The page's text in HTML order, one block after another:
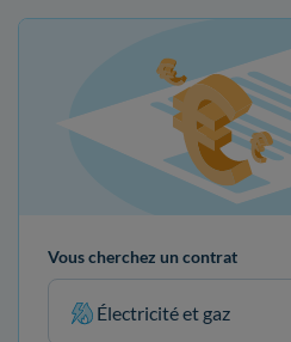
Vous cherchez un contrat
Électricité et gaz